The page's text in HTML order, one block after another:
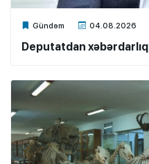
Gündəm 04.08.2026
Xalq.Online
Deputatdan xəbərdarlıq